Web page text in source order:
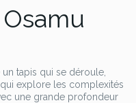
Osamu
tapis qui se déroule,
qui explore les complexités
une grande profondeur